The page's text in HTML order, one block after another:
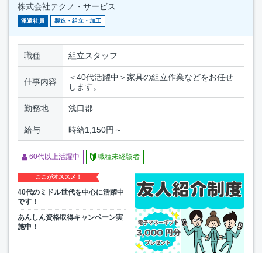
株式会社テクノ・サービス
派遣社員 製造・組立・加工
職種 組立スタッフ
仕事内容
＜40代活躍中＞家具の組立作業などをお任せ
します。
勤務地 浅口郡
給与 時給1,150円～
60代以上活躍中 職種未経験者
ここがオススメ！
40代のミドル世代を中心に活躍中
です！
あんしん資格取得キャンペーン実
施中！